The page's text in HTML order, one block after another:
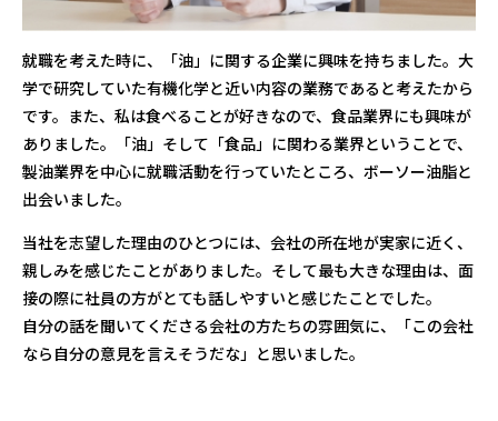
就職を考えた時に、「油」に関する企業に興味を持ちました。大
学で研究していた有機化学と近い内容の業務であると考えたから
です。また、私は食べることが好きなので、食品業界にも興味が
ありました。「油」そして「食品」に関わる業界ということで、
製油業界を中心に就職活動を行っていたところ、ボーソー油脂と
出会いました。
当社を志望した理由のひとつには、会社の所在地が実家に近く、
親しみを感じたことがありました。そして最も大きな理由は、面
接の際に社員の方がとても話しやすいと感じたことでした。
自分の話を聞いてくださる会社の方たちの雰囲気に、「この会社
なら自分の意見を言えそうだな」と思いました。